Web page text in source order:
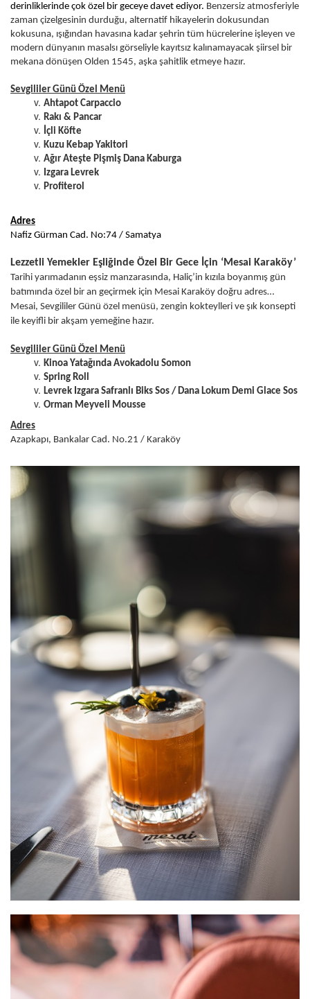
derinliklerinde çok özel bir geceye davet ediyor. Benzersiz atmosferiyle
zaman çizelgesinin durduğu, alternatif hikayelerin dokusundan
kokusuna, ışığından havasına kadar şehrin tüm hücrelerine işleyen ve
modern dünyanın masalsı görseliyle kayıtsız kalınamayacak şiirsel bir
mekana dönüşen Olden 1545, aşka şahitlik etmeye hazır.
Sevgililer Günü Özel Menü
Ahtapot Carpaccio
Rakı & Pancar
İçli Köfte
Kuzu Kebap Yakitori
Ağır Ateşte Pişmiş Dana Kaburga
Izgara Levrek
Profiterol
Adres
Nafiz Gürman Cad. No:74 / Samatya
Lezzetli Yemekler Eşliğinde Özel Bir Gece İçin ‘Mesai Karaköy’
Tarihi yarımadanın eşsiz manzarasında, Haliç’in kızıla boyanmış gün
batımında özel bir an geçirmek için Mesai Karaköy doğru adres…
Mesai, Sevgililer Günü özel menüsü, zengin kokteylleri ve şık konsepti
ile keyifli bir akşam yemeğine hazır.
Sevgililer Günü Özel Menü
Kinoa Yatağında Avokadolu Somon
Spring Roll
Levrek Izgara Safranlı Biks Sos / Dana Lokum Demi Glace Sos
Orman Meyveli Mousse
Adres
Azapkapı, Bankalar Cad. No.21 / Karaköy